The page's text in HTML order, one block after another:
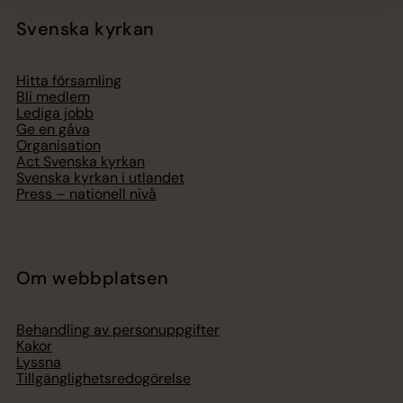
Svenska kyrkan
Hitta församling
Bli medlem
Lediga jobb
Ge en gåva
Organisation
Act Svenska kyrkan
Svenska kyrkan i utlandet
Press – nationell nivå
Om webbplatsen
Behandling av personuppgifter
Kakor
Lyssna
Tillgänglighetsredogörelse